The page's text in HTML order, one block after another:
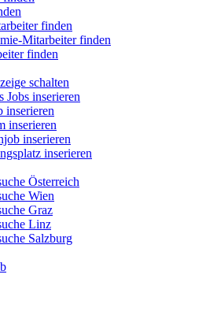
finden
Mitarbeiter finden
finden
schalten
Jobs inserieren
inserieren
inserieren
inserieren
inserieren
Österreich
Wien
Graz
Linz
Salzburg